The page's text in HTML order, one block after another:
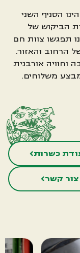
הסניף השני
הביקוש של
תפגשו צוות חם
הרחוב והאזור.
וחוויה אורבנית
משלוחים.
כשרות
צור קשר